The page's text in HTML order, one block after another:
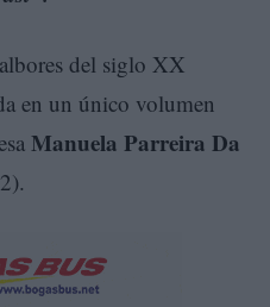
del siglo XX
en un único volumen
Manuela Parreira Da